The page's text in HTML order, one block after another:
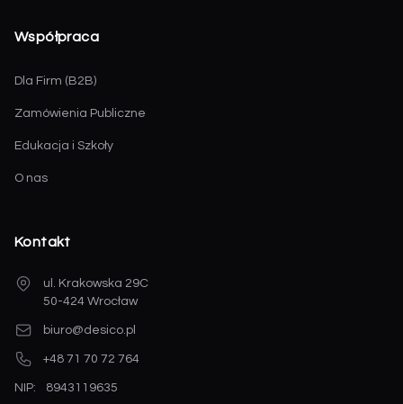
Współpraca
Dla Firm (B2B)
Zamówienia Publiczne
Edukacja i Szkoły
O nas
Kontakt
ul. Krakowska 29C
50-424 Wrocław
biuro@desico.pl
+48 71 70 72 764
NIP: 8943119635